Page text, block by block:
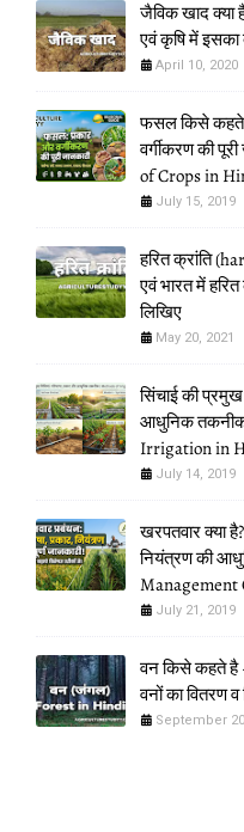
जैविक खाद क्या
एवं कृषि में इसका
April 10, 2020
फसल किसे कहते
वर्गीकरण की
of Crops in
July 15, 2019
हरित क्रांति
एवं भारत में हरित
लिखिए
May 20, 2021
सिंचाई की प्रमुख
आधुनिक
Irrigation in
July 14, 2019
खरपतवार क्या
नियंत्रण की
July 21, 2019
वन किसे कहते है -
वनों का वितरण व
September